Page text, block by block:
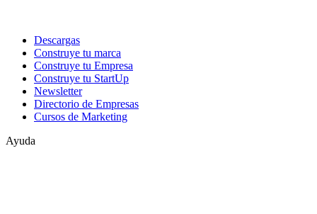
Descargas
Construye tu marca
Construye tu Empresa
Construye tu StartUp
Newsletter
Directorio de Empresas
Cursos de Marketing
Ayuda